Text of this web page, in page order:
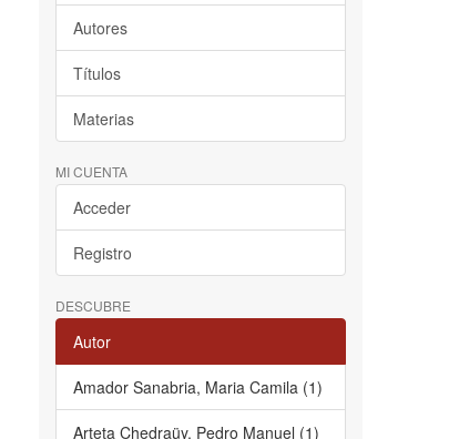
Autores
Títulos
Materias
MI CUENTA
Acceder
Registro
DESCUBRE
Autor
Amador Sanabria, Maria Camila (1)
Arteta Chedraüy, Pedro Manuel (1)